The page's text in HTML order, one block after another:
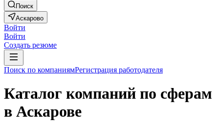
Поиск
Аскарово
Войти
Войти
Создать резюме
Поиск по компаниямРегистрация работодателя
Каталог компаний по сферам
в Аскарове